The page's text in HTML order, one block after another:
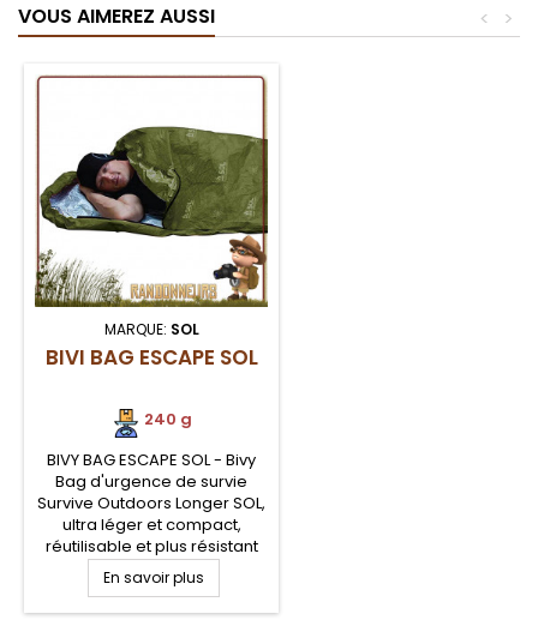
VOUS AIMEREZ AUSSI >
<
MARQUE: SOL
BIVI BAG ESCAPE SOL
240 g
BIVY BAG ESCAPE SOL - Bivy
Bag d'urgence de survie
Survive Outdoors Longer SOL,
ultra léger et compact,
réutilisable et plus résistant
est un sursac couverture de
survie polyéthylène ultra
légère en forme de sac de
En savoir plus